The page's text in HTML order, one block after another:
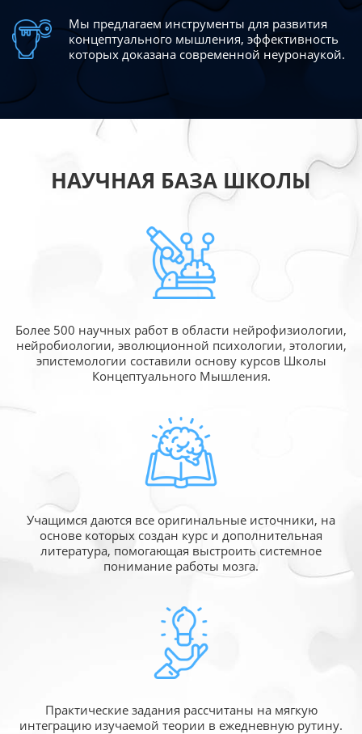
Мы предлагаем инструменты для развития
концептуального мышления, эффективность
которых доказана современной неуронаукой.
НАУЧНАЯ БАЗА ШКОЛЫ
Более 500 научных работ в области нейрофизиологии,
нейробиологии, эволюционной психологии, этологии,
эпистемологии составили основу курсов Школы
Концептуального Мышления.
Учащимся даются все оригинальные источники, на
основе которых создан курс и дополнительная
литература, помогающая выстроить системное
понимание работы мозга.
Практические задания рассчитаны на мягкую
интеграцию изучаемой теории в ежедневную рутину.